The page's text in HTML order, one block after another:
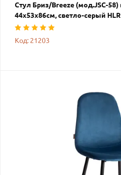
Стул Бриз/Breeze (мод.JSC-
44х53х86см, светло-серый
Код: 21203